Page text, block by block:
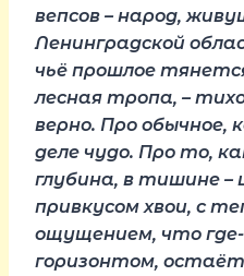
вепсов – народ,
Ленинградской
чьё прошлое
лесная тропа, –
верно. Про обычное,
деле чудо. Про то,
глубина, в тишине –
привкусом хвои, с
ощущением, что
горизонтом,